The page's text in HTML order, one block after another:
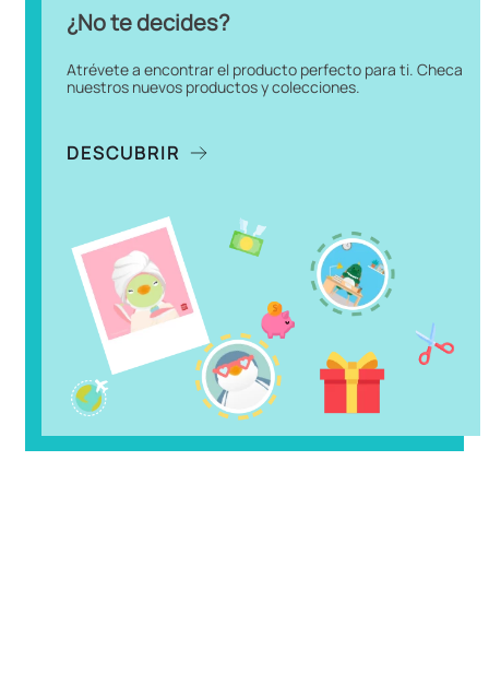
¿No te decides?
Atrévete a encontrar el producto perfecto para ti. Checa
nuestros nuevos productos y colecciones.
DESCUBRIR